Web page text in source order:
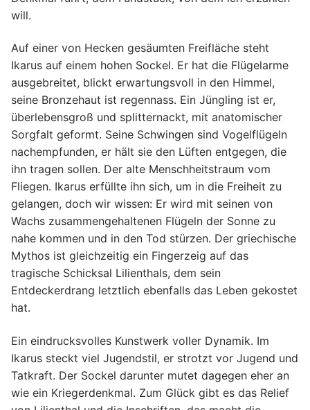
will.
Auf einer von Hecken gesäumten Freifläche steht
Ikarus auf einem hohen Sockel. Er hat die Flügelarme
ausgebreitet, blickt erwartungsvoll in den Himmel,
seine Bronzehaut ist regennass. Ein Jüngling ist er,
überlebensgroß und splitternackt, mit anatomischer
Sorgfalt geformt. Seine Schwingen sind Vogelflügeln
nachempfunden, er hält sie den Lüften entgegen, die
ihn tragen sollen. Der alte Menschheitstraum vom
Fliegen. Ikarus erfüllte ihn sich, um in die Freiheit zu
gelangen, doch wir wissen: Er wird mit seinen von
Wachs zusammengehaltenen Flügeln der Sonne zu
nahe kommen und in den Tod stürzen. Der griechische
Mythos ist gleichzeitig ein Fingerzeig auf das
tragische Schicksal Lilienthals, dem sein
Entdeckerdrang letztlich ebenfalls das Leben gekostet
hat.
Ein eindrucksvolles Kunstwerk voller Dynamik. Im
Ikarus steckt viel Jugendstil, er strotzt vor Jugend und
Tatkraft. Der Sockel darunter mutet dagegen eher an
wie ein Kriegerdenkmal. Zum Glück gibt es das Relief